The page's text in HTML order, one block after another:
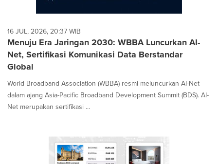
16 JUL, 2026, 20:37 WIB
Menuju Era Jaringan 2030: WBBA Luncurkan AI-
Net, Sertifikasi Komunikasi Data Berstandar
Global
World Broadband Association (WBBA) resmi meluncurkan AI-Net
dalam ajang Asia-Pacific Broadband Development Summit (BDS). AI-
Net merupakan sertifikasi ...